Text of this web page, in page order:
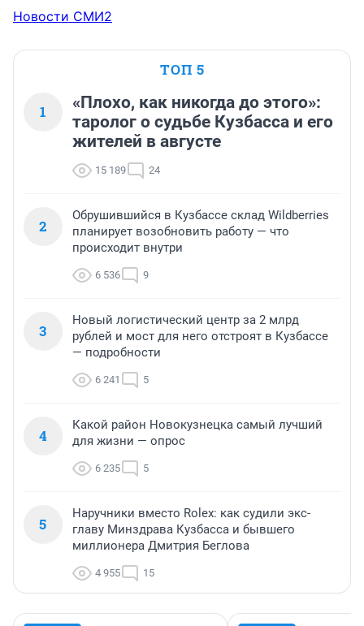
Новости СМИ2
ТОП 5
1
«Плохо, как никогда до этого»:
таролог о судьбе Кузбасса и его
жителей в августе
15 189 24
2
Обрушившийся в Кузбассе склад Wildberries
планирует возобновить работу — что
происходит внутри
6 536 9
3
Новый логистический центр за 2 млрд
рублей и мост для него отстроят в Кузбассе
— подробности
6 241 5
4
Какой район Новокузнецка самый лучший
для жизни — опрос
6 235 5
5
Наручники вместо Rolex: как судили экс-
главу Минздрава Кузбасса и бывшего
миллионера Дмитрия Беглова
4 955 15